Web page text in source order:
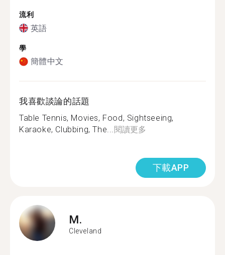
流利
英語
學
簡體中文
我喜歡談論的話題
Table Tennis, Movies, Food, Sightseeing,
Karaoke, Clubbing, The...閱讀更多
下載APP
M.
Cleveland